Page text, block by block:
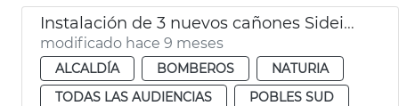
Instalación de 3 nuevos cañones Sideinfo en El Saler
modificado hace 9 meses
ALCALDÍA BOMBEROS
NATURIA
TODAS LAS AUDIENCIAS
POBLES SUD